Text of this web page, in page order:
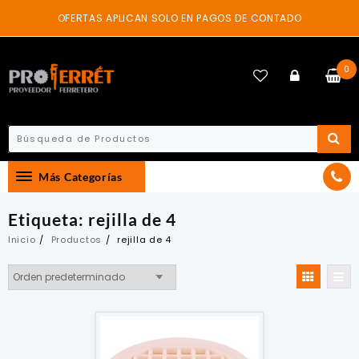
content
OFERTAS APLICAN SOLO EN PAGOS DE CONTADO
0
Más Categorías
Etiqueta: rejilla de 4
Inicio Productos rejilla de 4